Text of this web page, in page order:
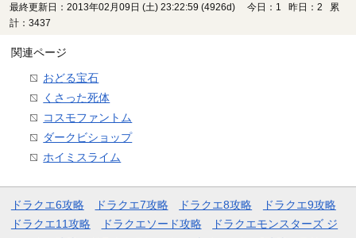
最終更新日：2013年02月09日 (土) 23:22:59 (4926d)
今日：1 昨日：2 累
計：3437
関連ページ
おどる宝石
くさった死体
コスモファントム
ダークビショップ
ホイミスライム
ドラクエ6攻略 ドラクエ7攻略 ドラクエ8攻略
ドラクエ9攻略
ドラクエ11攻略
ドラクエソード攻略
ドラクエモンスターズ ジ